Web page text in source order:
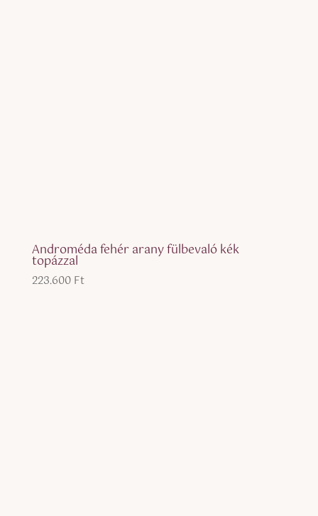
Androméda fehér arany fülbevaló kék
topázzal
223.600 Ft